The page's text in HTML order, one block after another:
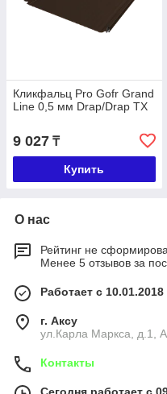
Кликфальц Pro Gofr Grand
Line 0,5 мм Drap/Drap TX
9 027 ₸
Купить
О нас
Рейтинг не
Менее 5 отзывов за
Работает с 10.01.2018
г. Аксу
ул.Карла Маркса, д.1,
Контакты